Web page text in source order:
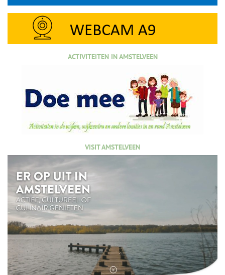
ACTIVITEITEN IN AMSTELVEEN
VISIT AMSTELVEEN